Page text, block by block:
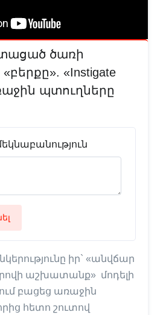
ծառի
«Instigate
պտուղները
իր` «անվճար
աշխատանք» մոդելի
բացեց առաջին
հետո շուտով